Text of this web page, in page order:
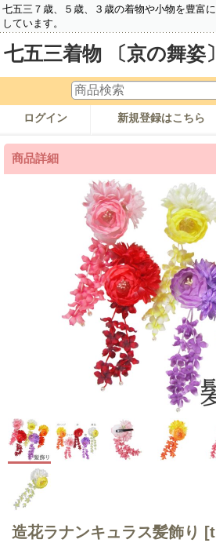
七五三７歳、５歳、３歳の着物や小物を豊富
しています。
七五三着物 〔京の舞姿〕
ログイン 新規登録はこちら
商品詳細
造花ラナンキュラス髪飾り